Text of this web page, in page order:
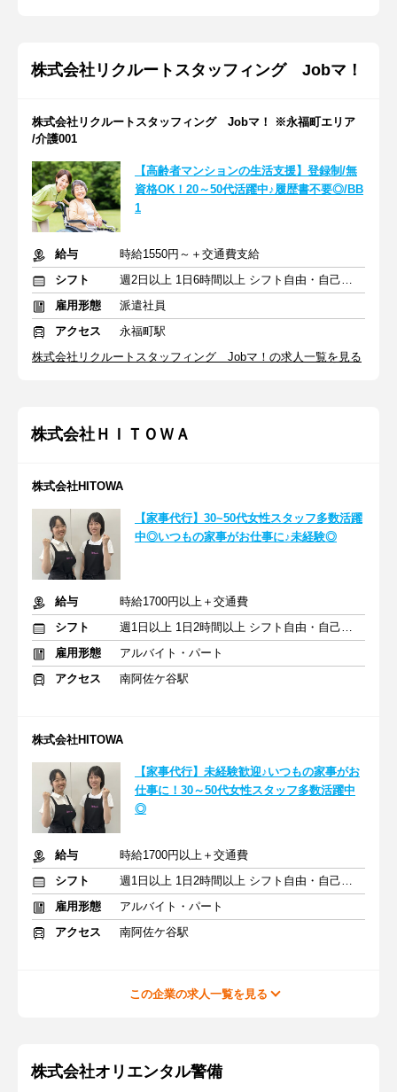
株式会社リクルートスタッフィング Jobマ！
株式会社リクルートスタッフィング Jobマ！ ※永福町エリア
/介護001
【高齢者マンションの生活支援】登録制/無
資格OK！20～50代活躍中♪履歴書不要◎/BB
1
給与
時給1550円～＋交通費支給
シフト
週2日以上 1日6時間以上 シフト自由・自己申告
雇用形態
派遣社員
アクセス
永福町駅
株式会社リクルートスタッフィング Jobマ！の求人一覧を見る
株式会社ＨＩＴＯＷＡ
株式会社HITOWA
【家事代行】30~50代女性スタッフ多数活躍
中◎いつもの家事がお仕事に♪未経験◎
給与
時給1700円以上＋交通費
シフト
週1日以上 1日2時間以上 シフト自由・自己申告
雇用形態
アルバイト・パート
アクセス
南阿佐ケ谷駅
株式会社HITOWA
【家事代行】未経験歓迎♪いつもの家事がお
仕事に！30～50代女性スタッフ多数活躍中
◎
給与
時給1700円以上＋交通費
シフト
週1日以上 1日2時間以上 シフト自由・自己申告
雇用形態
アルバイト・パート
アクセス
南阿佐ケ谷駅
この企業の求人一覧を見る
株式会社オリエンタル警備